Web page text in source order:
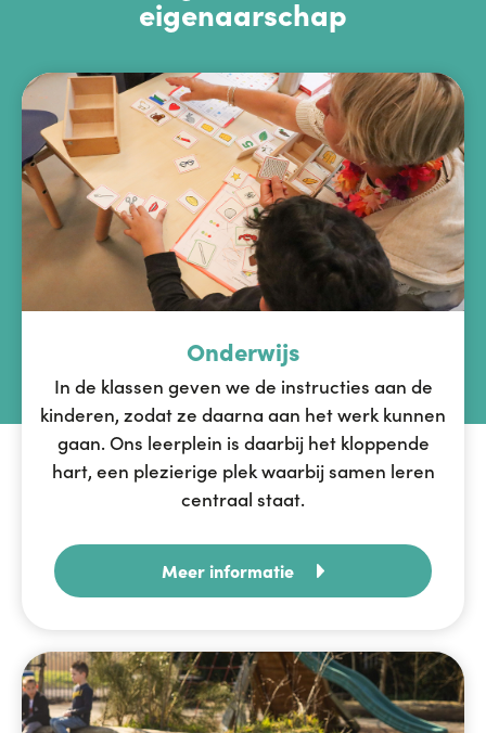
Basisschool
Het team van Kindcentrum BergOp,
klaar om je te ondersteunen bij jouw route
naar jouw top.
Kinderopvang
Binnen Kindcentrum BergOp hebben we de
kinderen van 0 t/m 4 jaar.
Kom kijken!
Werken bij Kindcentrum BergOp
eigenaarschap
Onderwijs
In de klassen geven we de instructies aan de
kinderen, zodat ze daarna aan het werk kunnen
gaan. Ons leerplein is daarbij het kloppende
hart, een plezierige plek waarbij samen leren
centraal staat.
Meer informatie